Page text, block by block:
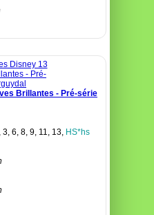
Brillantes - Pré-série
3, 6, 8, 9, 11, 13, HS*hs